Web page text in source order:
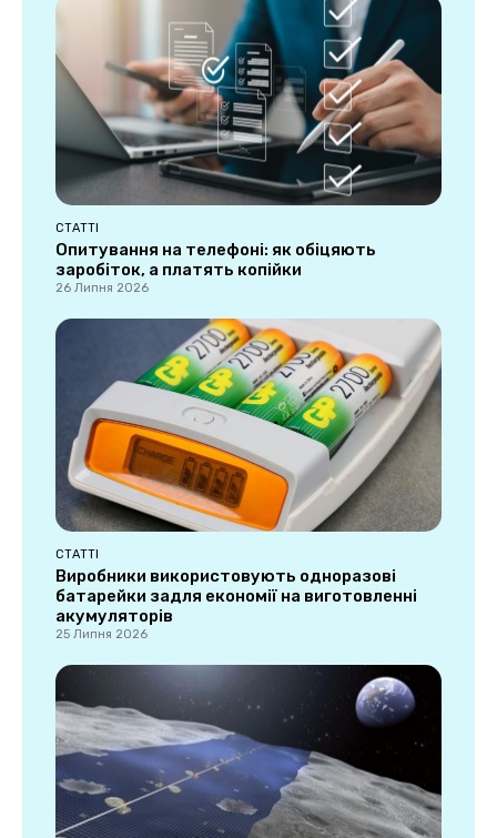
СТАТТІ
Опитування на телефоні: як обіцяють
заробіток, а платять копійки
26 Липня 2026
СТАТТІ
Виробники використовують одноразові
батарейки задля економії на виготовленні
акумуляторів
25 Липня 2026